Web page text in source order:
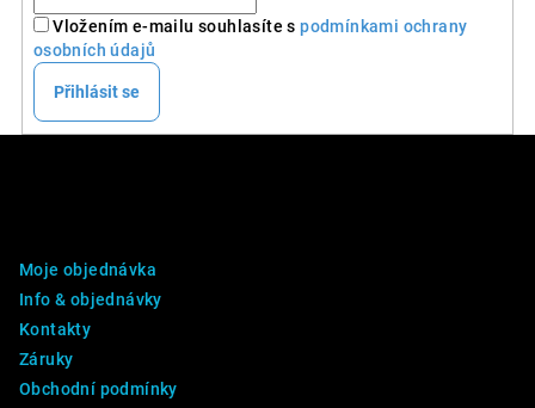
Vložením e-mailu souhlasíte spodmínkami ochrany
osobních údajů
Přihlásit se
Moje objednávka
Info & objednávky
Kontakty
Záruky
Obchodní podmínky